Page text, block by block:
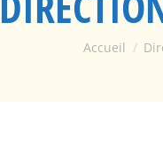
Vous êtes ici
Accueil